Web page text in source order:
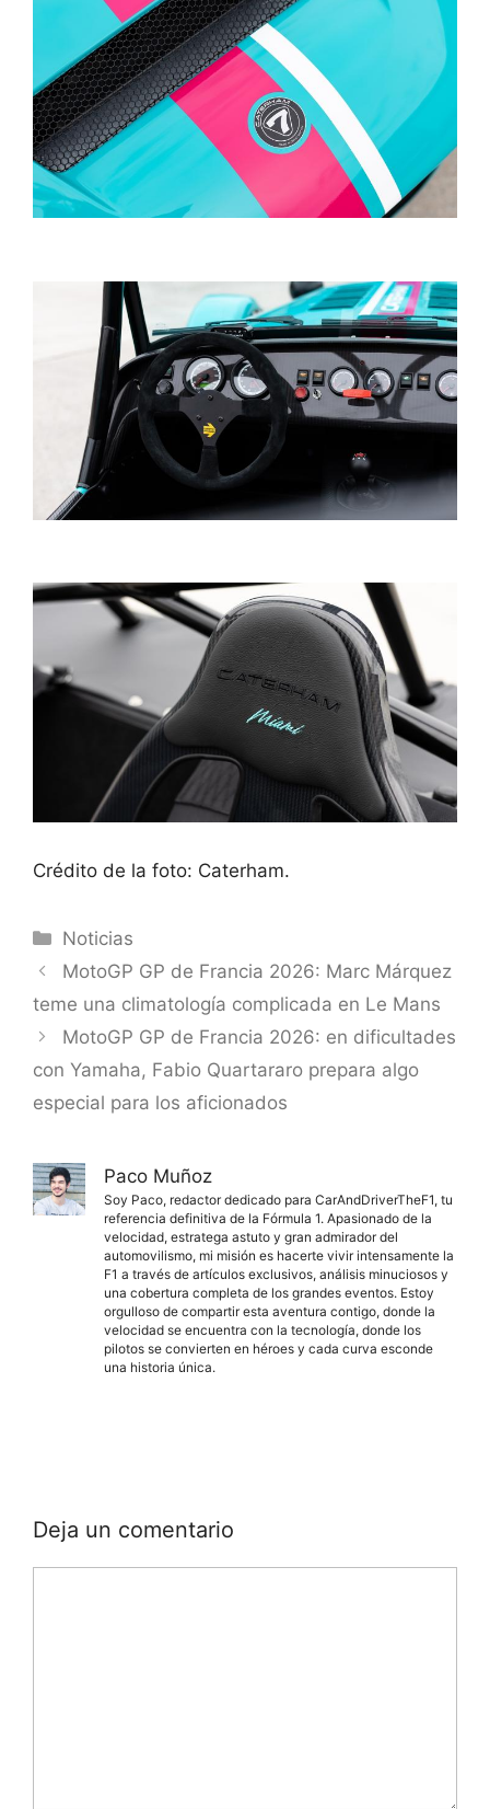
Crédito de la foto: Caterham.
Categorías
Noticias
MotoGP GP de Francia 2026: Marc Márquez
teme una climatología complicada en Le Mans
MotoGP GP de Francia 2026: en dificultades
con Yamaha, Fabio Quartararo prepara algo
especial para los aficionados
Paco Muñoz
Soy Paco, redactor dedicado para CarAndDriverTheF1, tu
referencia definitiva de la Fórmula 1. Apasionado de la
velocidad, estratega astuto y gran admirador del
automovilismo, mi misión es hacerte vivir intensamente la
F1 a través de artículos exclusivos, análisis minuciosos y
una cobertura completa de los grandes eventos. Estoy
orgulloso de compartir esta aventura contigo, donde la
velocidad se encuentra con la tecnología, donde los
pilotos se convierten en héroes y cada curva esconde
una historia única.
Deja un comentario